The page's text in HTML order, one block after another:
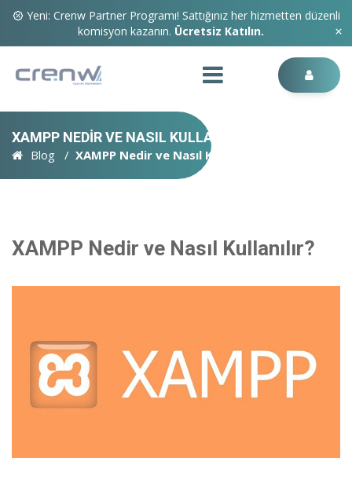
Yeni: Crenw Partner Programı! Sattığınız her hizmetten düzenli
komisyon kazanın. Ücretsiz Katılın.
XAMPP NEDIR VE NASIL KULLANILIR?
Blog XAMPP Nedir ve Nasıl Kullanılır?
XAMPP Nedir ve Nasıl Kullanılır?